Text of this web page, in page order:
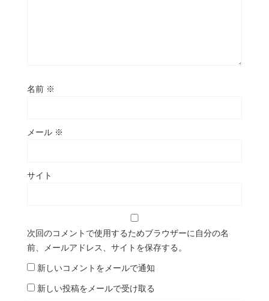
名前 ※
メール ※
サイト
次回のコメントで使用するためブラウザーに自分の名
前、メールアドレス、サイトを保存する。
新しいコメントをメールで通知
新しい投稿をメールで受け取る